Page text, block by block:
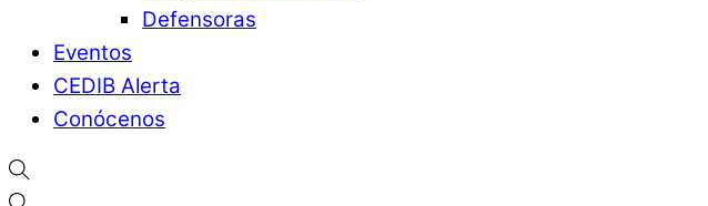
Defensoras
Eventos
CEDIB Alerta
Conócenos